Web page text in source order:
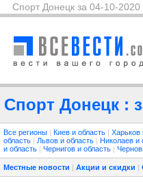
Спорт Донецк за 04-10-2020
Спорт Донецк :
Все регионы | Киев и область | Харьков
область | Львов и область | Николаев и
и область | Чернигов и область |
Местные новости | Акции и скидки |